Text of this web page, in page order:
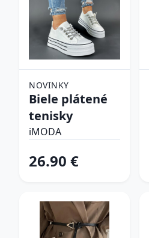
NOVINKY
Biele plátené
tenisky
iMODA
26.90 €